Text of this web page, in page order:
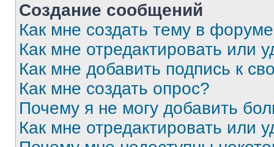
Создание сообщений
Как мне создать тему в
Как мне отредактировать или
Как мне добавить подпись к
Как мне создать опрос?
Почему я не могу добавить
Как мне отредактировать или